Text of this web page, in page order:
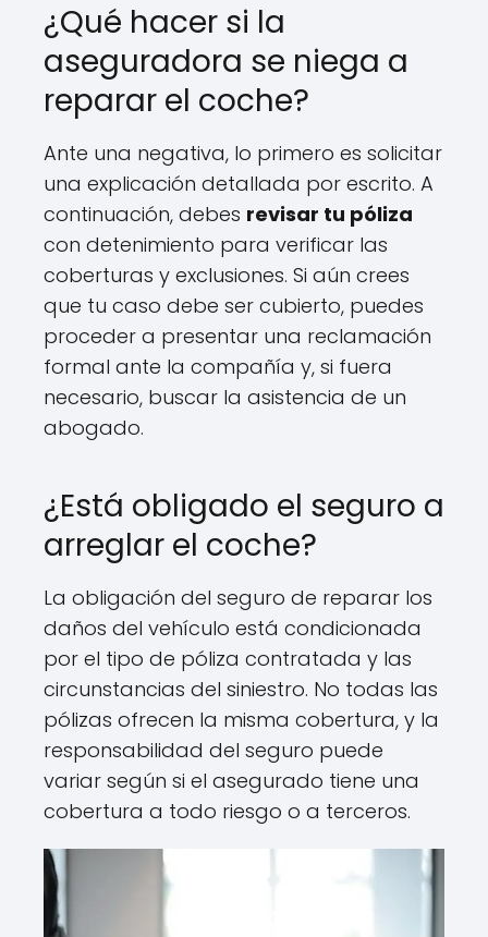
¿Qué hacer si la
aseguradora se niega a
reparar el coche?
Ante una negativa, lo primero es solicitar
una explicación detallada por escrito. A
continuación, debes revisar tu póliza
con detenimiento para verificar las
coberturas y exclusiones. Si aún crees
que tu caso debe ser cubierto, puedes
proceder a presentar una reclamación
formal ante la compañía y, si fuera
necesario, buscar la asistencia de un
abogado.
¿Está obligado el seguro a
arreglar el coche?
La obligación del seguro de reparar los
daños del vehículo está condicionada
por el tipo de póliza contratada y las
circunstancias del siniestro. No todas las
pólizas ofrecen la misma cobertura, y la
responsabilidad del seguro puede
variar según si el asegurado tiene una
cobertura a todo riesgo o a terceros.